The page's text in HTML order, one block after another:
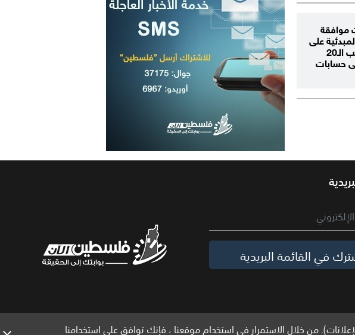
موافقة
على
وثيقة ترامب الـ20
حسابات
من خلال الاستمرار في استخدام موقعنا ، فإنك توافق على استخدامنا
في القائمة البريدية